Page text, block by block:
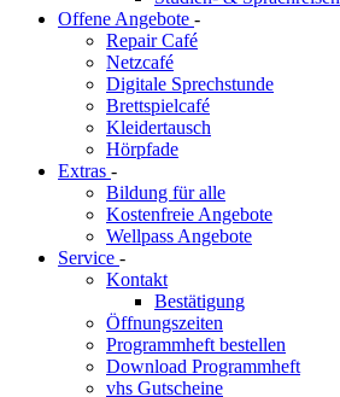
Offene Angebote -
Repair Café
Netzcafé
Digitale Sprechstunde
Brettspielcafé
Kleidertausch
Hörpfade
Extras -
Bildung für alle
Kostenfreie Angebote
Wellpass Angebote
Service -
Kontakt
Bestätigung
Öffnungszeiten
Programmheft bestellen
Download Programmheft
vhs Gutscheine